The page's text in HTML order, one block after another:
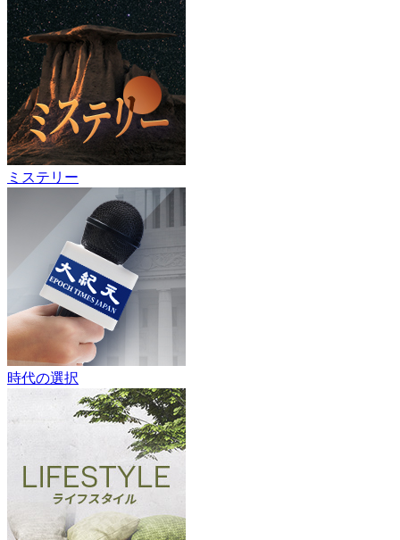
ミステリー
時代の選択